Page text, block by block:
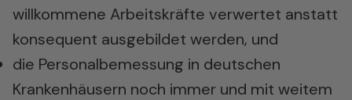
willkommene Arbeitskräfte verwertet anstatt
konsequent ausgebildet werden, und
die Personalbemessung in deutschen
Krankenhäusern noch immer und mit weitem